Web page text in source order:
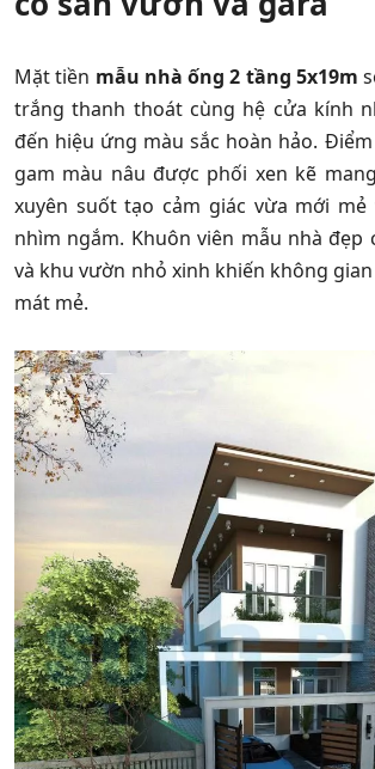
Mặt tiền mẫu nhà ống 2 tầng 5x19m
trắng thanh thoát cùng hệ cửa kính
đến hiệu ứng màu sắc hoàn hảo.
gam màu nâu được phối xen kẽ
xuyên suốt tạo cảm giác vừa mới
nhìm ngắm. Khuôn viên mẫu nhà đẹp
và khu vườn nhỏ xinh khiến không
mát mẻ.